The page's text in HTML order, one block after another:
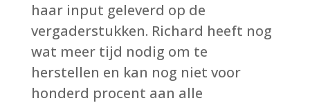
haar input geleverd op de
vergaderstukken. Richard heeft nog
wat meer tijd nodig om te
herstellen en kan nog niet voor
honderd procent aan alle